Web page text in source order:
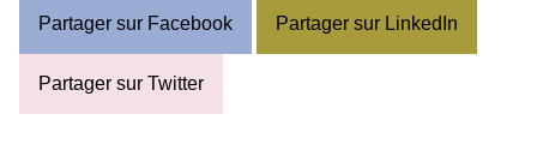
Partager sur Facebook Partager sur LinkedIn
Partager sur Twitter